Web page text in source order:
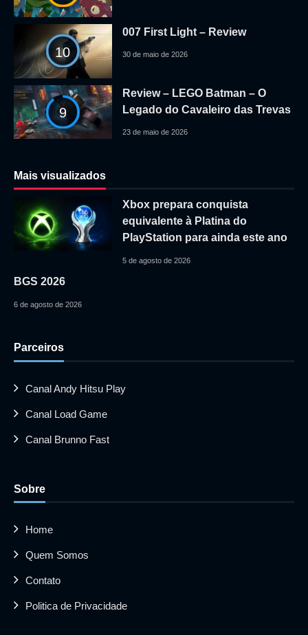
10
007 First Light – Review
30 de maio de 2026
9
Review – LEGO Batman – O
Legado do Cavaleiro das Trevas
23 de maio de 2026
Mais visualizados
Xbox prepara conquista
equivalente à Platina do
PlayStation para ainda este ano
5 de agosto de 2026
BGS 2026
6 de agosto de 2026
Parceiros
Canal Andy Hitsu Play
Canal Load Game
Canal Brunno Fast
Sobre
Home
Quem Somos
Contato
Politica de Privacidade